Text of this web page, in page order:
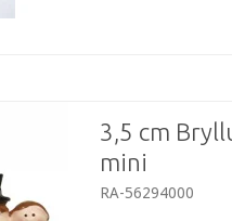
3,5 cm
mini
RA-56294000